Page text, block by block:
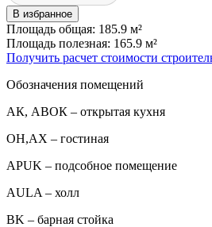
В избранное
Площадь общая: 185.9 м²
Площадь полезная: 165.9 м²
Получить расчет стоимости
Обозначения помещений
АК, АВОК – открытая кухня
ОН,AX – гостиная
APUK – подсобное помещение
AULA – холл
BK – барная стойка